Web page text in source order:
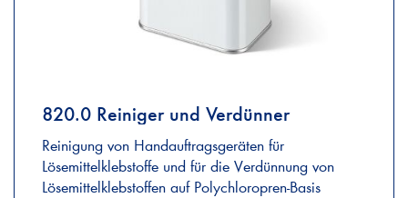
820.0 Reiniger und Verdünner
Reinigung von Handauftragsgeräten für
Lösemittelklebstoffe und für die Verdünnung von
Lösemittelklebstoffen auf Polychloropren-Basis